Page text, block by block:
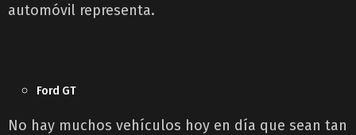
automóvil representa.
Ford GT
No hay muchos vehículos hoy en día que sean tan